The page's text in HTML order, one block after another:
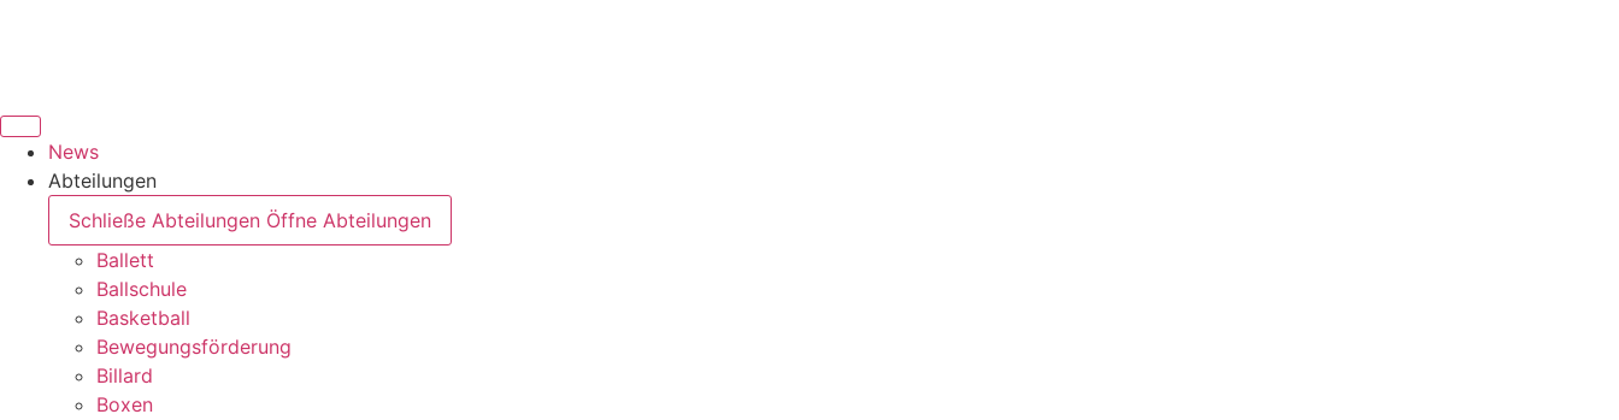
News
Abteilungen
Schließe Abteilungen Öffne Abteilungen
Ballett
Ballschule
Basketball
Bewegungsförderung
Billard
Boxen